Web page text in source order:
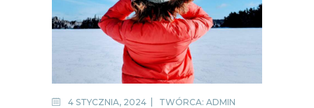
KONTAKT
4 STYCZNIA, 2024 TWÓRCA: ADMIN